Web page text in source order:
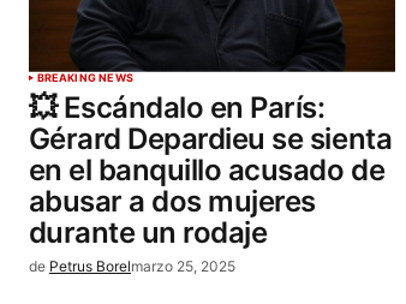
BREAKING NEWS
💥 Escándalo en París:
Gérard Depardieu se sienta
en el banquillo acusado de
abusar a dos mujeres
durante un rodaje
de Petrus Borelmarzo 25, 2025